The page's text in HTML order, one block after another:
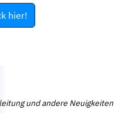
hier!
und andere Neuigkeiten